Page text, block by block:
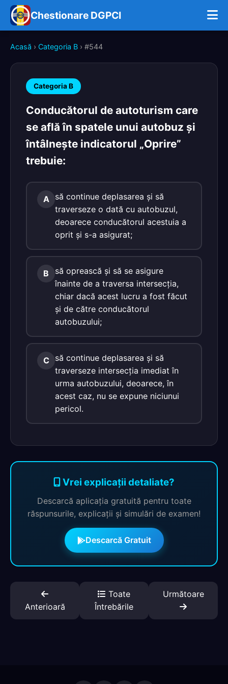
Chestionare DGPCI
Acasă › Categoria B › #544
Categoria B
Conducătorul de autoturism care
se află în spatele unui autobuz şi
întâlneşte indicatorul „Oprire”
trebuie:
A
să continue deplasarea şi să
traverseze o dată cu autobuzul,
deoarece conducătorul acestuia a
oprit şi s-a asigurat;
B
să oprească şi să se asigure
înainte de a traversa intersecţia,
chiar dacă acest lucru a fost făcut
şi de către conducătorul
autobuzului;
C
să continue deplasarea şi să
traverseze intersecţia imediat în
urma autobuzului, deoarece, în
acest caz, nu se expune niciunui
pericol.
Vrei explicații detaliate?
Descarcă aplicația gratuită pentru toate
răspunsurile, explicații și simulări de examen!
Descarcă Gratuit
Anterioară
Toate
Întrebările
Următoare